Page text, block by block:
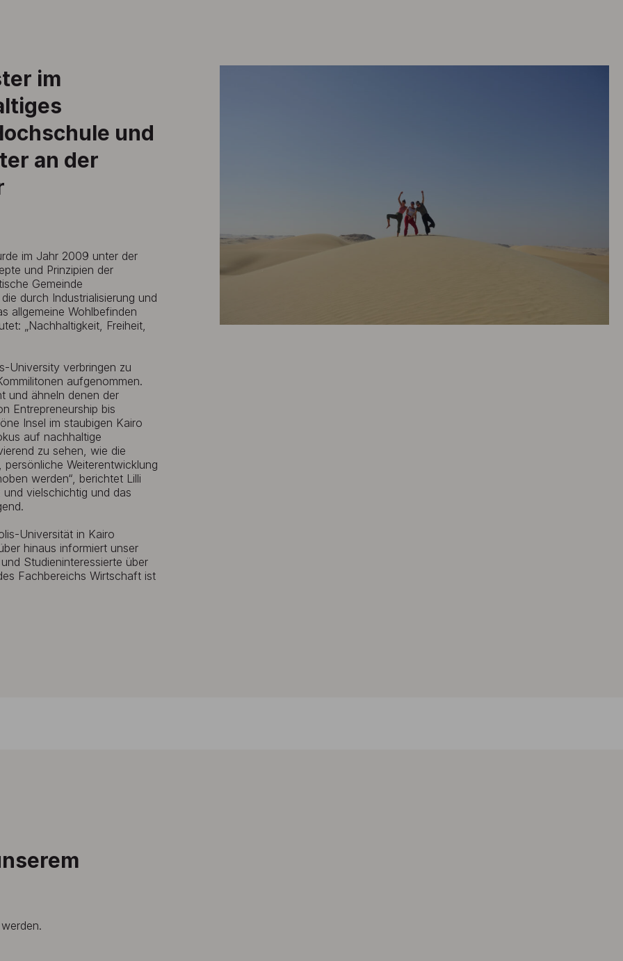
im
und
an der
im Jahr 2009 unter der
und Prinzipien der
Gemeinde
durch Industrialisierung und
allgemeine Wohlbefinden
„Nachhaltigkeit, Freiheit,
University verbringen zu
aufgenommen.
und ähneln denen der
Entrepreneurship bis
Insel im staubigen Kairo
auf nachhaltige
zu sehen, wie die
Weiterentwicklung
werden“, berichtet Lilli
vielschichtig und das
Universität in Kairo
hinaus informiert unser
Studieninteressierte über
Fachbereichs Wirtschaft ist